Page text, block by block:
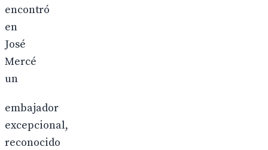
encontró
en
José
Mercé
un
embajador
excepcional,
reconocido